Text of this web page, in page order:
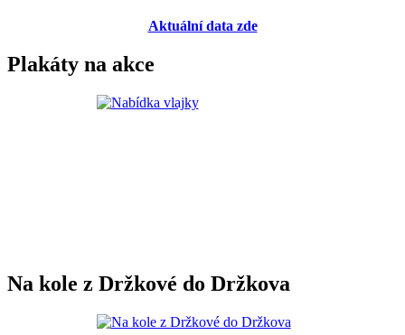
Aktuální data zde
Plakáty na akce
Na kole z Držkové do Držkova